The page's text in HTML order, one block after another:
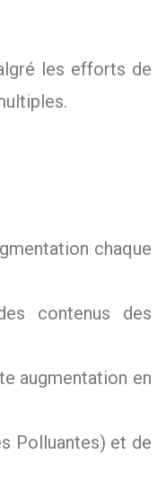
les efforts de
chaque
contenus des
augmentation en
Polluantes) et de